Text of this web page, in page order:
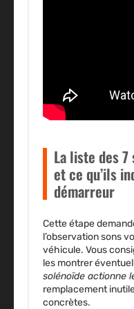
La liste des
et ce qu’ils
démarreur
Cette étape
l’observation sons
véhicule. Vous
les montrer
solénoïde actionne
remplacement
concrètes.